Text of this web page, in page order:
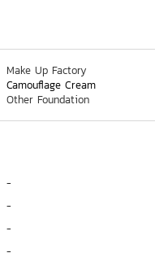
Make Up Factory
Camouflage Cream
Other Foundation
-
-
-
-